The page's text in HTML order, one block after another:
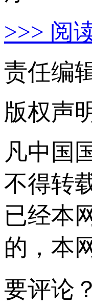
>>> 阅
责任编
版权声
凡中国
不得转
已经本
的，本
要评论